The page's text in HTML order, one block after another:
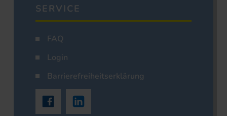
SERVICE
FAQ
Login
Barrierefreiheitserklärung